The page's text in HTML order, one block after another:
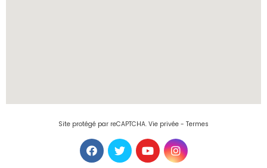
Site protégé par reCAPTCHA. Vie privée - Termes